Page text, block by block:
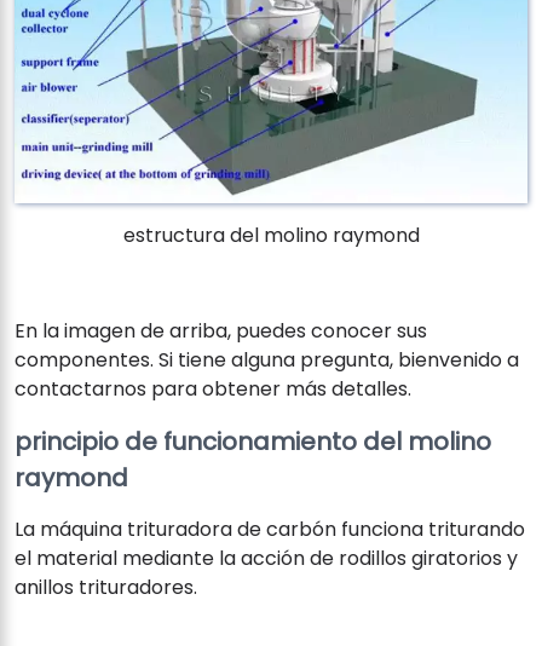
estructura del molino raymond
En la imagen de arriba, puedes conocer sus
componentes. Si tiene alguna pregunta, bienvenido a
contactarnos para obtener más detalles.
principio de funcionamiento del molino
raymond
La máquina trituradora de carbón funciona triturando
el material mediante la acción de rodillos giratorios y
anillos trituradores.